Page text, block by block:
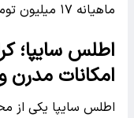
ماهیانه ۱۷ میلیون تومان در مدت ۶۰ ماه ارائه شده است.
اطلس سایپا؛
امکانات
اطلس سایپا یکی از